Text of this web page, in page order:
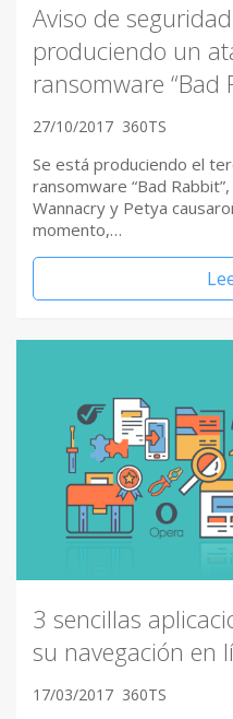
Aviso de
produciendo un
ransomware “Bad
27/10/2017 360TS
Se está produciendo el
ransomware “Bad
Wannacry y Petya
momento,…
3 sencillas
su navegación en
17/03/2017 360TS